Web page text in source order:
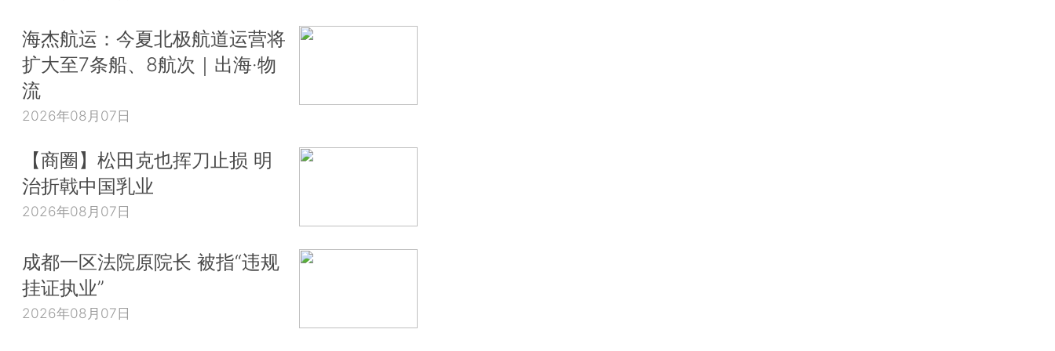
海杰航运：今夏北极航道运营将
扩大至7条船、8航次｜出海·物
流
2026年08月07日
【商圈】松田克也挥刀止损 明
治折戟中国乳业
2026年08月07日
成都一区法院原院长 被指“违规
挂证执业”
2026年08月07日